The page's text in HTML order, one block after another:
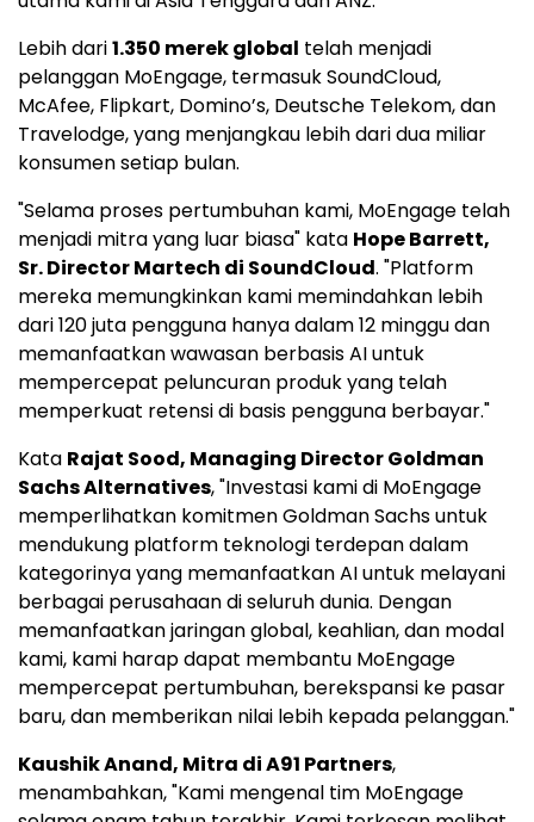
Lebih dari1.350 merek global telah menjadi
pelanggan MoEngage, termasuk SoundCloud,
McAfee, Flipkart, Domino’s, Deutsche Telekom, dan
Travelodge, yang menjangkau lebih dari dua miliar
konsumen setiap bulan.
"Selama proses pertumbuhan kami, MoEngage telah
menjadi mitra yang luar biasa" kata Hope Barrett,
Sr. Director Martech di SoundCloud. "Platform
mereka memungkinkan kami memindahkan lebih
dari 120 juta pengguna hanya dalam 12 minggu dan
memanfaatkan wawasan berbasis AI untuk
mempercepat peluncuran produk yang telah
memperkuat retensi di basis pengguna berbayar."
Kata Rajat Sood, Managing Director Goldman
Sachs Alternatives, "Investasi kami di MoEngage
memperlihatkan komitmen Goldman Sachs untuk
mendukung platform teknologi terdepan dalam
kategorinya yang memanfaatkan AI untuk melayani
berbagai perusahaan di seluruh dunia. Dengan
memanfaatkan jaringan global, keahlian, dan modal
kami, kami harap dapat membantu MoEngage
mempercepat pertumbuhan, berekspansi ke pasar
baru, dan memberikan nilai lebih kepada pelanggan."
Kaushik Anand, Mitra di A91 Partners,
menambahkan, "Kami mengenal tim MoEngage